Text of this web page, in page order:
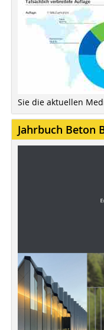
Sie die aktuellen
Jahrbuch Beton